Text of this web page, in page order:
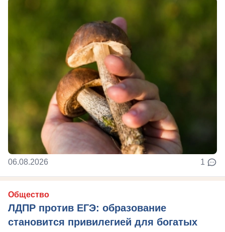
06.08.2026 1
Общество
ЛДПР против ЕГЭ: образование
становится привилегией для богатых